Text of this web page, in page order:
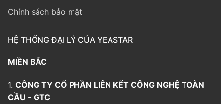
Chính sách bảo mật
HỆ THỐNG ĐẠI LÝ CỦA YEASTAR
MIỀN BẮC
1. CÔNG TY CỔ PHẦN LIÊN KẾT CÔNG NGHỆ TOÀN
CẦU - GTC